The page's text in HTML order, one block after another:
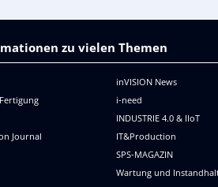
zu vielen Themen
Journal
inVISION News
i-need
INDUSTRIE 4.0 & IIoT
IT&Production
SPS-MAGAZIN
Wartung und